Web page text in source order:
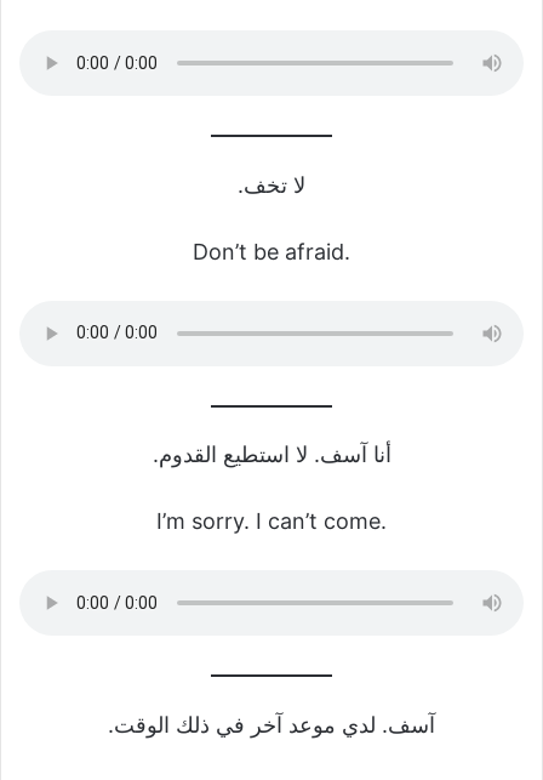
لا تخف.
Don’t be afraid.
أنا آسف. لا استطيع القدوم.
I’m sorry. I can’t come.
آسف. لدي موعد آخر في ذلك الوقت.